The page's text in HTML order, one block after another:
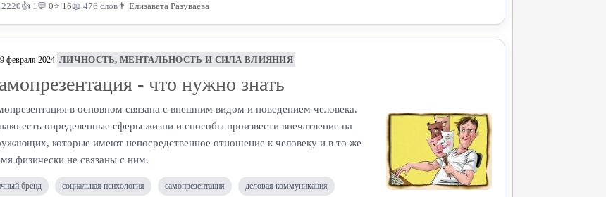
👍 1💬 0⭐ 16📖 476 слов 👨 Елизавета Разуваева
февраля 2024 ЛИЧНОСТЬ, МЕНТАЛЬНОСТЬ И СИЛА ВЛИЯНИЯ
- что нужно знать
в основном связана с внешним видом и поведением человека.
есть определенные сферы жизни и способы произвести впечатление на
которые имеют непосредственное отношение к человеку и в то же
физически не связаны с ним.
бренд социальная психология самопрезентация деловая коммуникация